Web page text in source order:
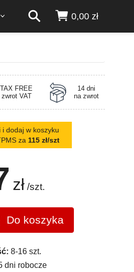
0,00 zł
TAX FREE
zwrot VAT
14 dni
na zwrot
dodaj w koszyku
za 115 zł/szt
zł /szt.
Do koszyka
8-16 szt.
dni robocze